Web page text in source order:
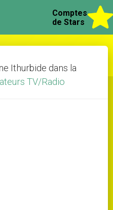
Comptes
de Stars
Ithurbide dans la
TV/Radio